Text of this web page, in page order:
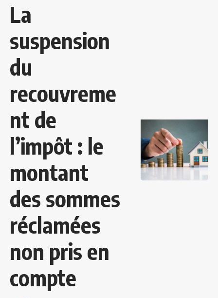
La
suspension
du
recouvreme
nt de
l’impôt : le
montant
des sommes
réclamées
non pris en
compte